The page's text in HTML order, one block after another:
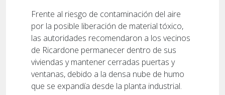
Frente al riesgo de contaminación del aire
por la posible liberación de material tóxico,
las autoridades recomendaron a los vecinos
de Ricardone permanecer dentro de sus
viviendas y mantener cerradas puertas y
ventanas, debido a la densa nube de humo
que se expandía desde la planta industrial.